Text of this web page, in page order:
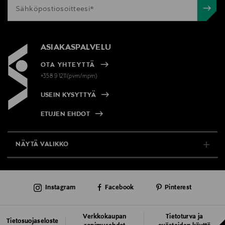
ASIAKASPALVELU
OTA YHTEYTTÄ
+358 9 1211(pvm/mpm)
USEIN KYSYTTYÄ
ETUJEN EHDOT
NÄYTÄ VALIKKO
AJANKOHTAISTA
Tietosuojaseloste
Verkkokaupan
Tietoturva ja
Instagram Facebook Pinterest